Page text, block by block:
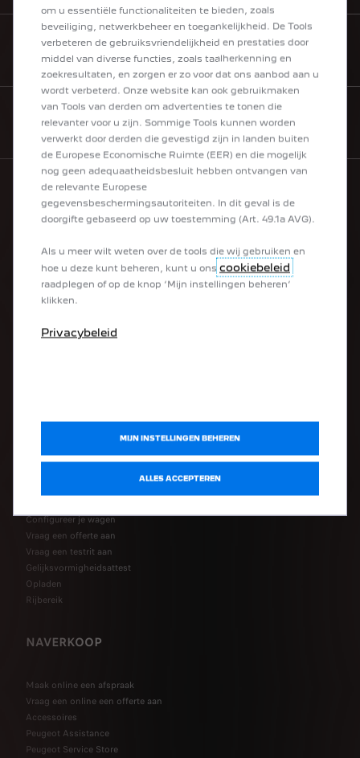
NEWSLETTER
ONS GAMMA
Elektrische wagens
Hybrides
Stadswagens
SUV's
Breaks
Configureer je wagen
Vraag een offerte aan
Vraag een testrit aan
Gelijksvormigheidsattest
Opladen
Rijbereik
NAVERKOOP
Maak online een afspraak
Vraag een online een offerte aan
Accessoires
Peugeot Assistance
Peugeot Service Store
om u essentiële functionaliteiten te bieden, zoals
beveiliging, netwerkbeheer en toegankelijkheid. De Tools
verbeteren de gebruiksvriendelijkheid en prestaties door
middel van diverse functies, zoals taalherkenning en
zoekresultaten, en zorgen er zo voor dat ons aanbod aan u
wordt verbeterd. Onze website kan ook gebruikmaken
van Tools van derden om advertenties te tonen die
relevanter voor u zijn. Sommige Tools kunnen worden
verwerkt door derden die gevestigd zijn in landen buiten
de Europese Economische Ruimte (EER) en die mogelijk
nog geen adequaatheidsbesluit hebben ontvangen van
de relevante Europese
gegevensbeschermingsautoriteiten. In dit geval is de
doorgifte gebaseerd op uw toestemming (Art. 49.1a AVG).
Als u meer wilt weten over de tools die wij gebruiken en
hoe u deze kunt beheren, kunt u ons cookiebeleid
raadplegen of op de knop ‘Mijn instellingen beheren’
klikken.
Privacybeleid
MIJN INSTELLINGEN BEHEREN
ALLES ACCEPTEREN